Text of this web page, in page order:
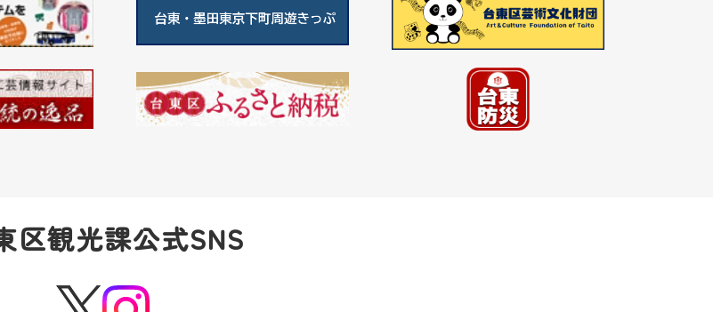
区観光課公式SNS